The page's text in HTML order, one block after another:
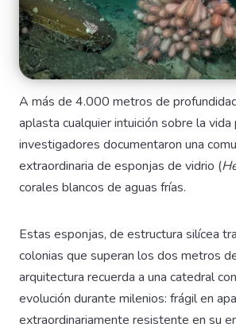
A más de 4.000 metros de
aplasta cualquier intuición sobre la vida
investigadores documentaron una
extraordinaria de esponjas de vidrio (
corales blancos de aguas frías.
Estas esponjas, de estructura silícea
colonias que superan los dos metros
arquitectura recuerda a una catedral
evolución durante milenios: frágil en
extraordinariamente resistente en su